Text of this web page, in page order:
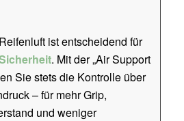
ist entscheidend für
. Mit der „Air Support
Sie stets die Kontrolle über
– für mehr Grip,
und weniger